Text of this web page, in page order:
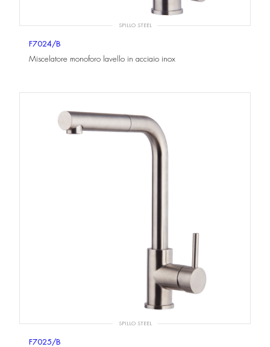
SPILLO STEEL
F7024/B
Miscelatore monoforo lavello in acciaio inox
SPILLO STEEL
F7025/B